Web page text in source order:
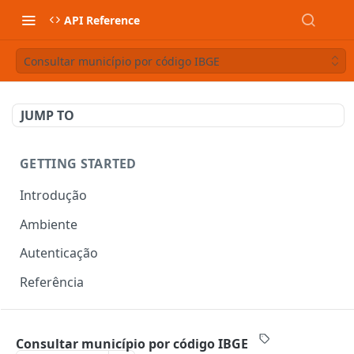
API Reference
Consultar município por código IBGE
JUMP TO
GETTING STARTED
Introdução
Ambiente
Autenticação
Referência
Consultar município por código IBGE